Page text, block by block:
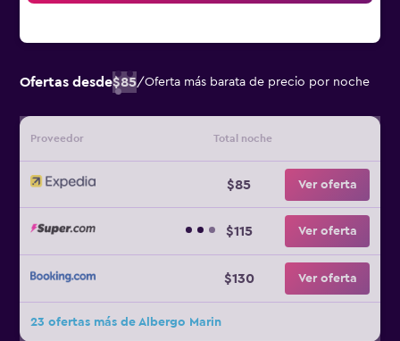
Ofertas desde$85/Oferta más barata de precio por noche
Proveedor Total noche
$85 Ver oferta
$115 Ver oferta
$130 Ver oferta
23 ofertas más de Albergo Marin